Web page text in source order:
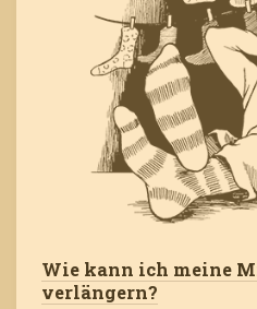
Wie kann ich meine
verlängern?